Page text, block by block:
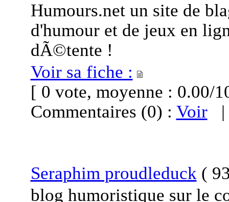
Humours.net un site de
d'humour et de jeux en
dÃ©tente !
Voir sa fiche :
[ 0 vote, moyenne :
Commentaires (0) : Voir
Seraphim proudleduck (
blog humoristique sur le